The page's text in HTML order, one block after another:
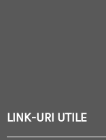
LINK-URI UTILE